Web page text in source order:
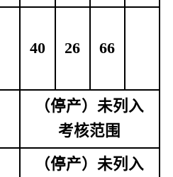
40 26 66
（停产）未列入
考核范围
（停产）未列入